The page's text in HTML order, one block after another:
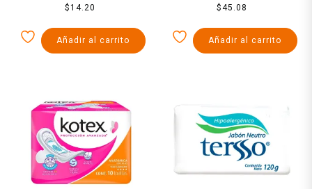
antibacterial protección
$14.20
Añadir al carrito
Complete 40 mediano 2
$45.08
Añadir al carrito